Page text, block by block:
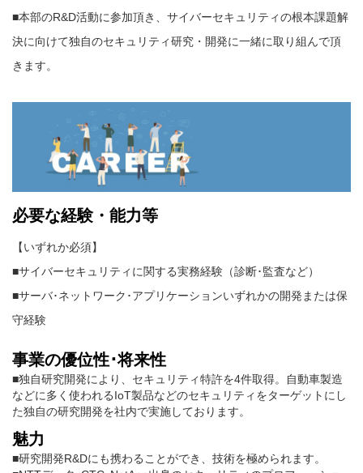
■本部のR&D活動に参加頂き、サイバーセキュリティの根本課題解
決に向けて独自のセキュリティ研究・開発に一緒に取り組んで頂
きます。
必要な経験・能力等
【いずれか必須】
■サイバーセキュリティに関する実務経験（診断･監査など）
■サーバ･ネットワーク･アプリケーションいずれかの開発または保
守経験
事業の優位性･将来性
■独自研究開発により、セキュリティ特許を4件取得。自動車製造
などに多く使われるIoT製品などのセキュリティをターゲットにし
た独自の研究開発を社内で実施しております。
魅力
■研究開発R&Dにも携わることができ、技術を極められます。